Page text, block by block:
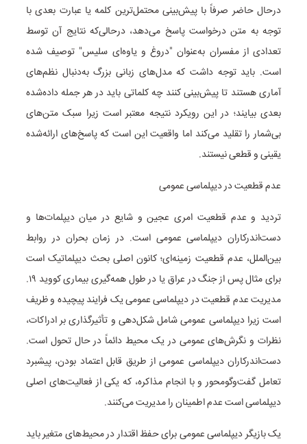
درحال حاضر صرفاً با پیش‌بینی محتمل‌ترین کلمه یا عبارت بعدی با
توجه به متن درخواست پاسخ می‌دهد، درحالی‌که نتایج آن توسط
تعدادی از مفسران به‌عنوان "دروغ‌ و یاوه‌ای سلیس" توصیف شده
است. باید توجه داشت که مدل‌های زبانی بزرگ به‌دنبال نظم‌های
آماری هستند تا پیش‌بینی کنند چه کلماتی باید در هر جمله داده‌شده
بعدی بیایند؛ در این رویکرد نتیجه معتبر است زیرا سبک متن‌های
بی‌شمار را تقلید می‌کند اما واقعیت این است که پاسخ‌های ارائه‌شده
یقینی و قطعی نیستند.
عدم قطعیت در دیپلماسی عمومی
تردید و عدم قطعیت امری عجین و شایع در میان دیپلمات‌ها و
دست‌اندرکاران دیپلماسی عمومی است. در زمان بحران در روابط
بین‌الملل، عدم قطعیت زمینه‌ای؛ کانون اصلی بحث دیپلماتیک است
برای مثال پس از جنگ در عراق یا در طول همه‌گیری بیماری کووید ۱۹.
مدیریت عدم قطعیت در دیپلماسی عمومی یک فرایند پیچیده و ظریف
است زیرا دیپلماسی عمومی شامل شکل‌دهی و تأثیرگذاری بر ادراکات،
نظرات و نگرش‌های عمومی در یک محیط دائماً در حال تحول است.
دست‌اندرکاران دیپلماسی عمومی از طریق قابل اعتماد بودن، پیشبرد
تعامل گفت‌وگومحور و با انجام مذاکره، که یکی از فعالیت‌های اصلی
دیپلماسی است عدم اطمینان را مدیریت می‌کنند.
یک بازیگر دیپلماسی عمومی برای حفظ اقتدار در محیط‌های متغیر باید